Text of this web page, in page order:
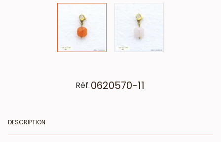
Réf.0620570-11
DESCRIPTION